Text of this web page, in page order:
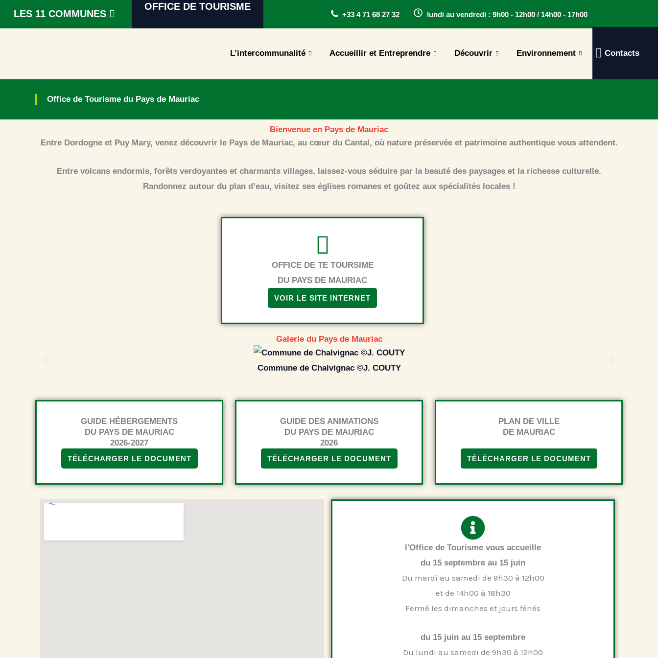
LES 11 COMMUNES
OFFICE DE TOURISME
+33 4 71 68 27 32 lundi au vendredi : 9h00 - 12h00 / 14h00 - 17h00
L’intercommunalité Accueillir et Entreprendre Découvrir Environnement Contacts
Office de Tourisme du Pays de Mauriac
Bienvenue en Pays de Mauriac
Entre Dordogne et Puy Mary, venez découvrir le Pays de Mauriac, au cœur du Cantal, où nature préservée et patrimoine authentique vous attendent.
Entre volcans endormis, forêts verdoyantes et charmants villages, laissez-vous séduire par la beauté des paysages et la richesse culturelle.
Randonnez autour du plan d’eau, visitez ses églises romanes et goûtez aux spécialités locales !
OFFICE DE TE TOURSIME
DU PAYS DE MAURIAC
VOIR LE SITE INTERNET
Galerie du Pays de Mauriac
Commune de Chalvignac ©J. COUTY
GUIDE HÉBERGEMENTS
DU PAYS DE MAURIAC
2026-2027
TÉLÉCHARGER LE DOCUMENT
GUIDE DES ANIMATIONS
DU PAYS DE MAURIAC
2026
TÉLÉCHARGER LE DOCUMENT
PLAN DE VILLE
DE MAURIAC
TÉLÉCHARGER LE DOCUMENT
l'Office de Tourisme vous accueille
du 15 septembre au 15 juin
Du mardi au samedi de 9h30 à 12h00
et de 14h00 à 18h30
Fermé les dimanches et jours fériés
du 15 juin au 15 septembre
Du lundi au samedi de 9h30 à 12h00